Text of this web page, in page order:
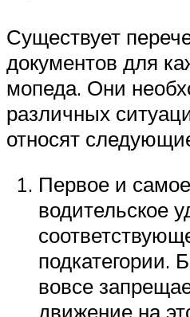
Существует
документов для
мопеда. Они
различных
относят
Первое и
водительское
подкатегории.
вовсе
движение на